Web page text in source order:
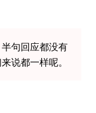
句回应都没有
说都一样呢。